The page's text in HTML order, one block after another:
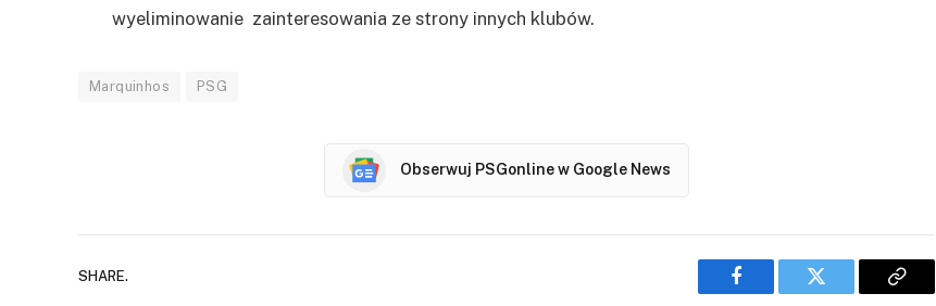
wyeliminowanie zainteresowania ze strony innych klubów.
Marquinhos PSG
Obserwuj PSGonline w Google News
SHARE.
Facebook Twitter
Copy